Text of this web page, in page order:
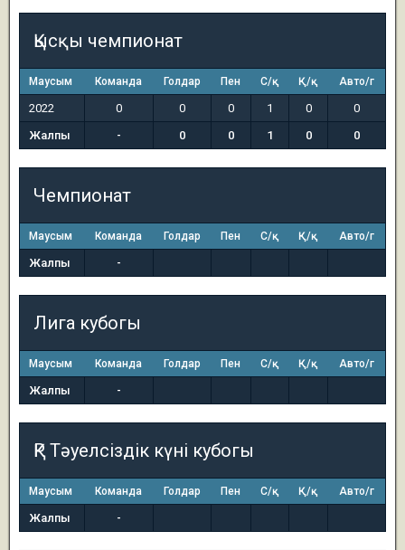
Қысқы чемпионат
Маусым Команда Голдар Пен С/қ Қ/қ Авто/г
2022 0 0 0 1 0
0
Жалпы
- 0 0 1 0 0
Чемпионат
Маусым Команда Голдар Пен С/қ Қ/қ Авто/г
Жалпы -
Лига кубогы
Маусым Команда Голдар Пен С/қ Қ/қ Авто/г
Жалпы -
ҚР Тәуелсіздік күні кубогы
Маусым Команда Голдар Пен С/қ Қ/қ Авто/г
Жалпы -